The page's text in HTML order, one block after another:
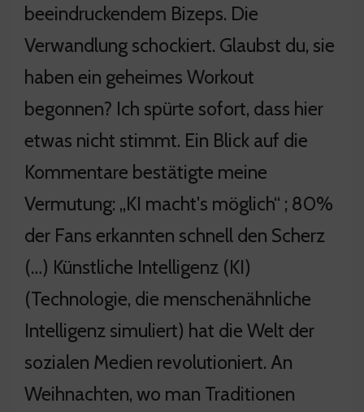
beeindruckendem Bizeps. Die
Verwandlung schockiert. Glaubst du, sie
haben ein geheimes Workout
begonnen? Ich spürte sofort, dass hier
etwas nicht stimmt. Ein Blick auf die
Kommentare bestätigte meine
Vermutung: „KI macht's möglich“ ; 80%
der Fans erkannten schnell den Scherz
(…) Künstliche Intelligenz (KI)
(Technologie, die menschenähnliche
Intelligenz simuliert) hat die Welt der
sozialen Medien revolutioniert. An
Weihnachten, wo man Traditionen